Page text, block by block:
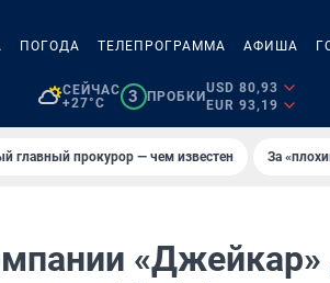
ПОГОДА ТЕЛЕПРОГРАММА АФИША
СЕЙЧАС
+27°C
3 ПРОБКИ
USD 80,93
EUR 93,19
главный прокурор — чем известен За
«Джейкар»